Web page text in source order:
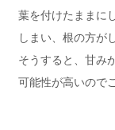
葉を付けたままに
しまい、根の方が
そうすると、甘み
可能性が高いので